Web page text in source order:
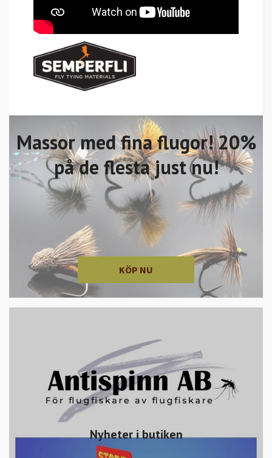
Massor med fina flugor! 20%
på de flesta just nu!
KÖP NU
Nyheter i butiken